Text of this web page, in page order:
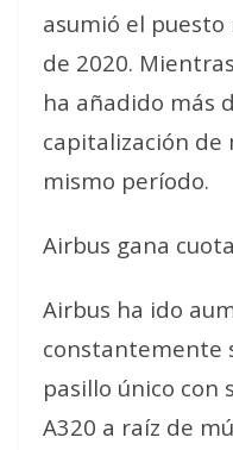
asumió el
de 2020.
ha añadido más
capitalización de
mismo período.
Airbus gana
Airbus ha ido
constantemente
pasillo único con
A320 a raíz de